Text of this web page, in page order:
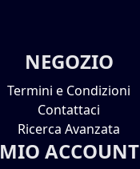
NEGOZIO
Termini e Condizioni
Contattaci
Ricerca Avanzata
MIO ACCOUNT